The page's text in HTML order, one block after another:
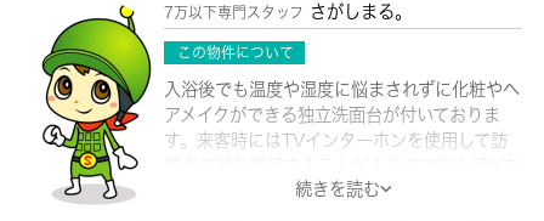
7万以下専門スタッフ さがしまる。
この物件について
入浴後でも温度や湿度に悩まされずに化粧やヘ
アメイクができる独立洗面台が付いておりま
す。来客時にはTVインターホンを使用して訪
ります。家賃10万円以下のアパートをお探し
続きを読む